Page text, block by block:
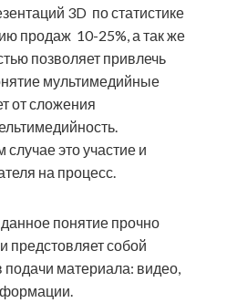
3D по статистике
продаж 10-25%, а так же
позволяет привлечь
мультимедийные
от сложения
это участие и
на процесс.
понятие прочно
предстовляет собой
материала: видео,